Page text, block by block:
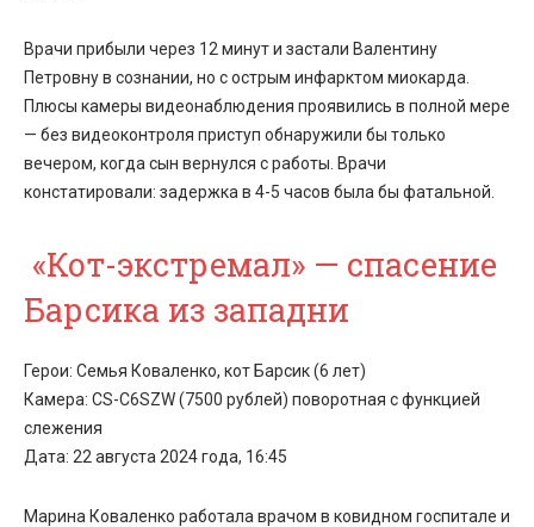
Врачи прибыли через 12 минут и застали Валентину
Петровну в сознании, но с острым инфарктом миокарда.
Плюсы камеры видеонаблюдения проявились в полной мере
— без видеоконтроля приступ обнаружили бы только
вечером, когда сын вернулся с работы. Врачи
констатировали: задержка в 4-5 часов была бы фатальной.
«Кот-экстремал» — спасение
Барсика из западни
Герои: Семья Коваленко, кот Барсик (6 лет)
Камера: CS-C6SZW (7500 рублей) поворотная с функцией
слежения
Дата: 22 августа 2024 года, 16:45
Марина Коваленко работала врачом в ковидном госпитале и